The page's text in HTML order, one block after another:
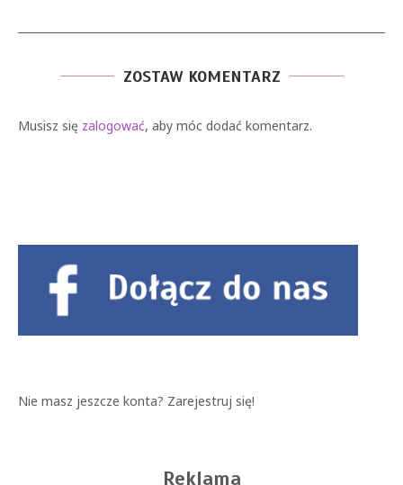
ZOSTAW KOMENTARZ
Musisz się zalogować, aby móc dodać komentarz.
Nie masz jeszcze konta? Zarejestruj się!
Reklama